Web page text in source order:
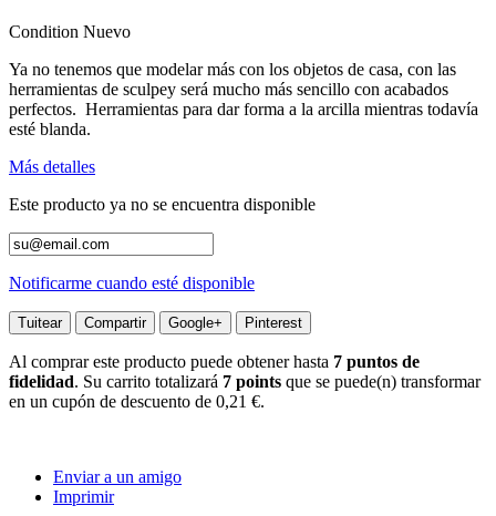
Condition Nuevo
Ya no tenemos que modelar más con los objetos de casa, con las
herramientas de sculpey será mucho más sencillo con acabados
perfectos. Herramientas para dar forma a la arcilla mientras todavía
esté blanda.
Más detalles
Este producto ya no se encuentra disponible
Notificarme cuando esté disponible
Tuitear Compartir Google+ Pinterest
Al comprar este producto puede obtener hasta 7 puntos de
fidelidad. Su carrito totalizará 7 points que se puede(n) transformar
en un cupón de descuento de 0,21 €.
Enviar a un amigo
Imprimir